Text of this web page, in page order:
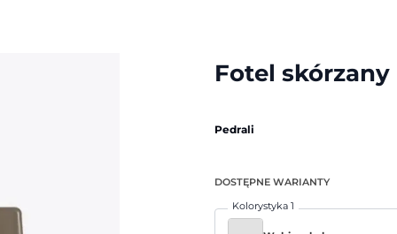
Fotel
Pedrali
DOSTĘPNE WARIANTY
Kolorystyka 1